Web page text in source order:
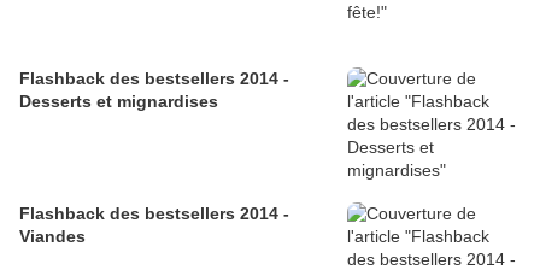
Flashback des bestsellers 2014 -
Desserts et mignardises
Flashback des bestsellers 2014 -
Viandes